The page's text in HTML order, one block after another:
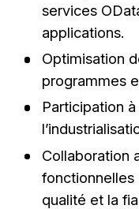
services
applications.
Optimisation
programmes
Participation
Collaboration
fonctionnelles
qualité et la